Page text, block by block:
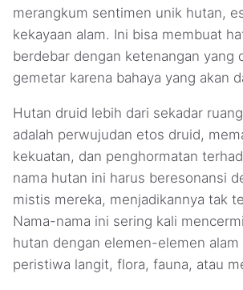
merangkum sentimen unik hutan,
kekayaan alam. Ini bisa membuat
berdebar dengan ketenangan yang
gemetar karena bahaya yang akan
Hutan druid lebih dari sekadar
adalah perwujudan etos druid,
kekuatan, dan penghormatan
nama hutan ini harus beresonansi
mistis mereka, menjadikannya tak
Nama-nama ini sering kali
hutan dengan elemen-elemen
peristiwa langit, flora, fauna, atau